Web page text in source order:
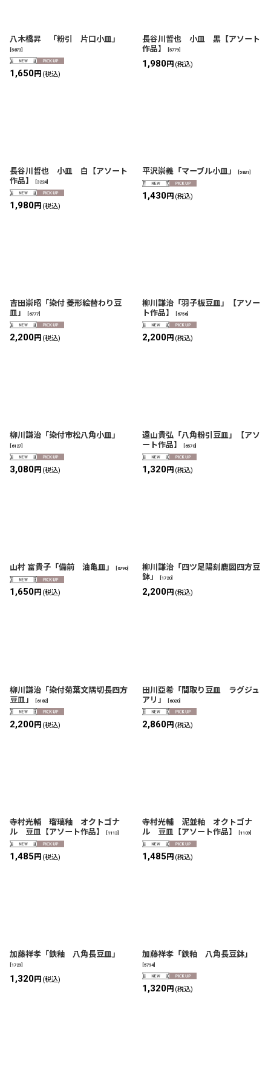
八木橋昇 「粉引 片口小皿」
[5873]
1,650円 (税込)
長谷川哲也 小皿 黒【アソート
作品】
[5779]
1,980円 (税込)
長谷川哲也 小皿 白【アソート
作品】
3224]
1,980円 (税込)
平沢崇義「マーブル小皿」 5831
1,430円 (税込)
吉田崇昭「染付 菱形絵替わり豆
皿」
6777
2,200円 (税込)
柳川謙治「羽子板豆皿」【アソー
ト作品】
6756]
2,200円 (税込)
柳川謙治「染付市松八角小皿」
6127
3,080円 (税込)
遠山貴弘「八角粉引豆皿」【アソ
ート作品】
6570]
1,320円 (税込)
山村 富貴子「備前 油亀皿」 6790]
1,650円 (税込)
柳川謙治「四ツ足陽刻鹿図四方豆
鉢」
1720]
2,200円 (税込)
柳川謙治「染付菊葉文隅切長四方
豆皿」
[6182]
2,200円 (税込)
田川亞希「間取り豆皿 ラグジュ
アリ」
[6020]
2,860円 (税込)
寺村光輔 瑠璃釉 オクトゴナ
ル 豆皿【アソート作品】
1113
1,485円 (税込)
寺村光輔 泥並釉 オクトゴナ
ル 豆皿【アソート作品】
1109
1,485円 (税込)
加藤祥孝「鉄釉 八角長豆皿」
1729
1,320円 (税込)
加藤祥孝「鉄釉 八角長豆鉢」
5794]
1,320円 (税込)